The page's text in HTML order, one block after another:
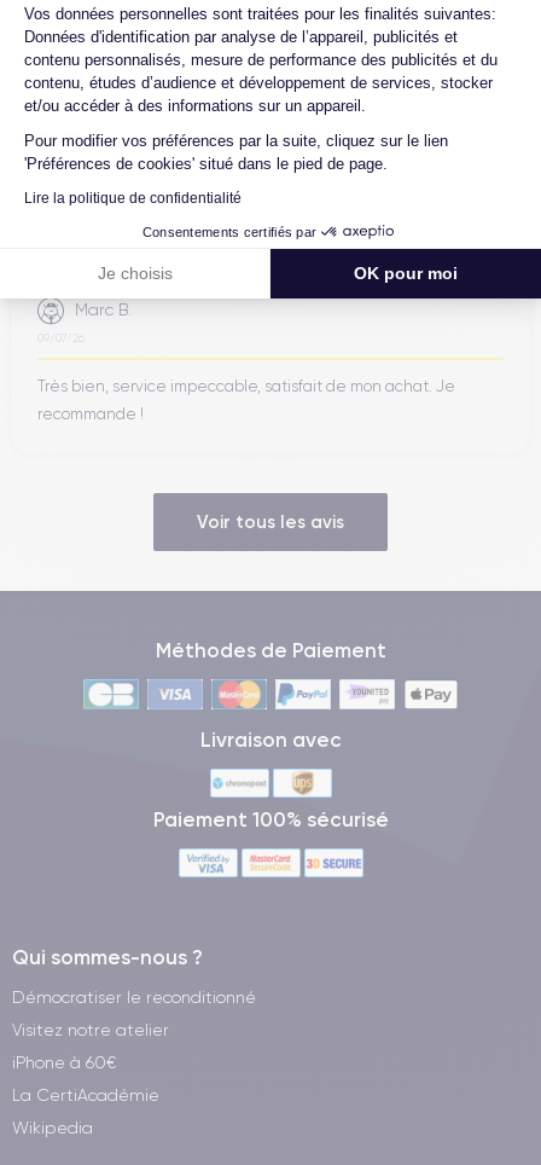
Vos données personnelles sont traitées pour les finalités suivantes:
Données d'identification par analyse de l’appareil, publicités et
contenu personnalisés, mesure de performance des publicités et du
contenu, études d’audience et développement de services, stocker
et/ou accéder à des informations sur un appareil.
Pour modifier vos préférences par la suite, cliquez sur le lien
'Préférences de cookies' situé dans le pied de page.
Lire la politique de confidentialité
Consentements certifiés par
Je choisis OK pour moi
Axeptio consent
Ambroise V.
10/07/26
Franchement super content ! J'ai acheté mon iPhone 14 Pro
chez eux et rien à redire, il est nickel. La batterie a été
Marc B.
09/07/26
Très bien, service impeccable, satisfait de mon achat. Je
recommande !
Voir tous les avis
Méthodes de Paiement
Livraison avec
Paiement 100% sécurisé
Qui sommes-nous ?
Démocratiser le reconditionné
Visitez notre atelier
iPhone à 60€
La CertiAcadémie
Wikipedia